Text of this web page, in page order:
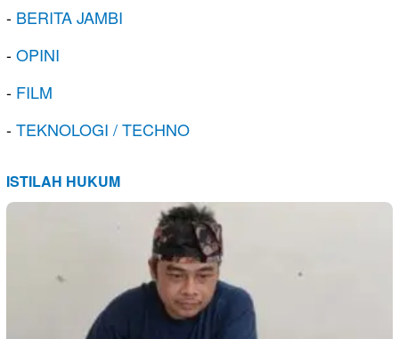
- BERITA JAMBI
-OPINI
- FILM
-TEKNOLOGI / TECHNO
ISTILAH HUKUM